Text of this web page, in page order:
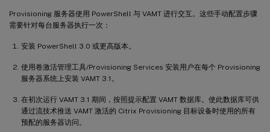
Provisioning 服务器使用 PowerShell 与 VAMT 进行交互。这些手动配置步骤
需要针对每台服务器执行一次：
安装 PowerShell 3.0 或更高版本。
使用卷激活管理工具/Provisioning Services 安装用户在每个 Provisioning
服务器系统上安装 VAMT 3.1。
在初次运行 VAMT 3.1 期间，按照提示配置 VAMT 数据库。使此数据库可供
通过流技术推送 VAMT 激活的 Citrix Provisioning 目标设备时使用的所有
预配的服务器访问。